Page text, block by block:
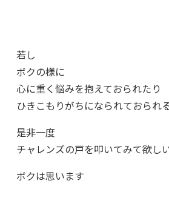
若し
ボクの様に
心に重く悩みを抱えておられたり
ひきこもりがちになられておられ
是非一度
チャレンズの戸を叩いてみて欲し
ボクは思います